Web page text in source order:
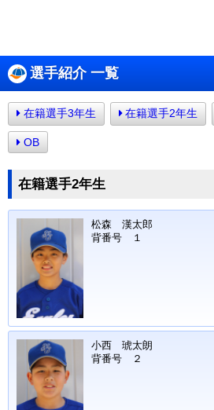
選手紹介 一覧
在籍選手3年生 在籍選手2年生
OB
在籍選手2年生
松森 漢太郎
背番号 １
小西 琥太朗
背番号 ２